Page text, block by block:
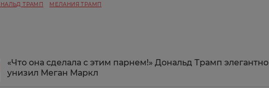
ТРАМП МЕЛАНИЯ ТРАМП
«Что она сделала с этим парнем!» Дональд Трамп элегантно
унизил Меган Маркл